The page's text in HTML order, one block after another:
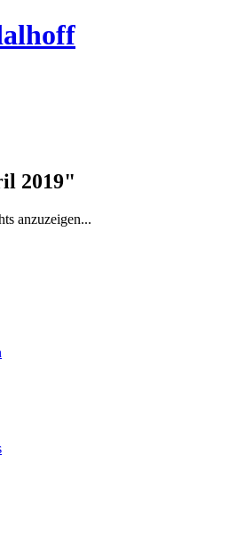
2019"
anzuzeigen...